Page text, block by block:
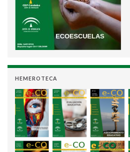
HEMEROTECA